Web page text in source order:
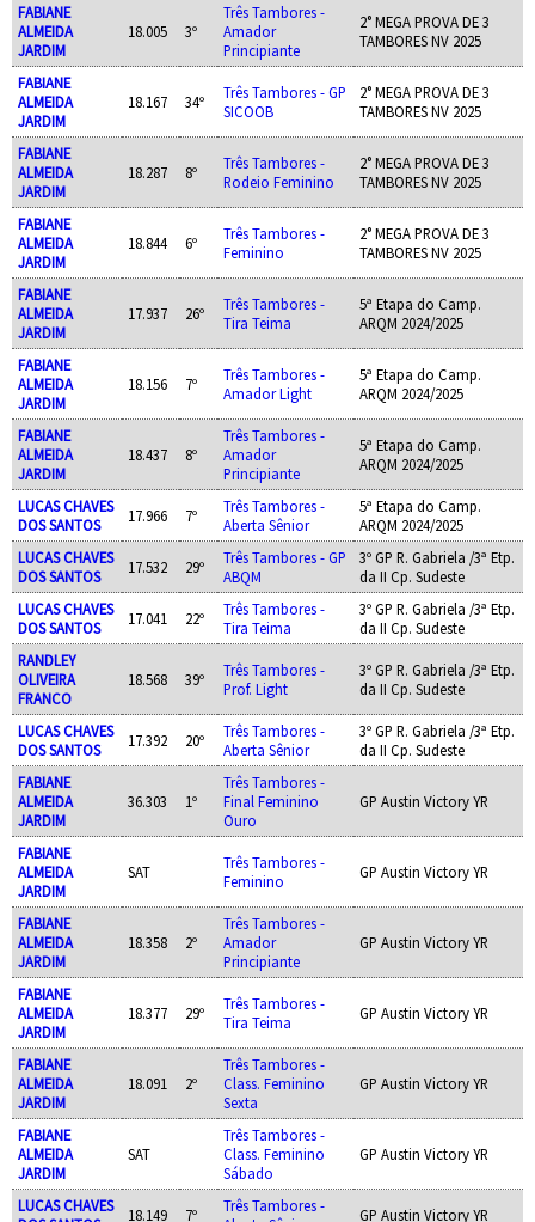
FABIANE
ALMEIDA
JARDIM
18.005 3º
Três Tambores -
Amador
Principiante
2° MEGA PROVA DE 3
TAMBORES NV 2025
FABIANE
ALMEIDA
JARDIM
18.167 34º
Três Tambores - GP
SICOOB
2° MEGA PROVA DE 3
TAMBORES NV 2025
FABIANE
ALMEIDA
JARDIM
18.287 8º
Três Tambores -
Rodeio Feminino
2° MEGA PROVA DE 3
TAMBORES NV 2025
FABIANE
ALMEIDA
JARDIM
18.844 6º
Três Tambores -
Feminino
2° MEGA PROVA DE 3
TAMBORES NV 2025
FABIANE
ALMEIDA
JARDIM
17.937 26º
Três Tambores -
Tira Teima
5ª Etapa do Camp.
ARQM 2024/2025
FABIANE
ALMEIDA
JARDIM
18.156 7º
Três Tambores -
Amador Light
5ª Etapa do Camp.
ARQM 2024/2025
FABIANE
ALMEIDA
JARDIM
18.437 8º
Três Tambores -
Amador
Principiante
5ª Etapa do Camp.
ARQM 2024/2025
LUCAS CHAVES
DOS SANTOS
17.966 7º
Três Tambores -
Aberta Sênior
5ª Etapa do Camp.
ARQM 2024/2025
LUCAS CHAVES
DOS SANTOS
17.532 29º
Três Tambores - GP
ABQM
3º GP R. Gabriela /3ª Etp.
da II Cp. Sudeste
LUCAS CHAVES
DOS SANTOS
17.041 22º
Três Tambores -
Tira Teima
3º GP R. Gabriela /3ª Etp.
da II Cp. Sudeste
RANDLEY
OLIVEIRA
FRANCO
18.568 39º
Três Tambores -
Prof. Light
3º GP R. Gabriela /3ª Etp.
da II Cp. Sudeste
LUCAS CHAVES
DOS SANTOS
17.392 20º
Três Tambores -
Aberta Sênior
3º GP R. Gabriela /3ª Etp.
da II Cp. Sudeste
FABIANE
ALMEIDA
JARDIM
36.303 1º
Três Tambores -
Final Feminino
Ouro
GP Austin Victory YR
FABIANE
ALMEIDA
JARDIM
SAT
Três Tambores -
Feminino
GP Austin Victory YR
FABIANE
ALMEIDA
JARDIM
18.358 2º
Três Tambores -
Amador
Principiante
GP Austin Victory YR
FABIANE
ALMEIDA
JARDIM
18.377 29º
Três Tambores -
Tira Teima
GP Austin Victory YR
FABIANE
ALMEIDA
JARDIM
18.091 2º
Três Tambores -
Class. Feminino
Sexta
GP Austin Victory YR
FABIANE
ALMEIDA
JARDIM
SAT
Três Tambores -
Class. Feminino
Sábado
GP Austin Victory YR
LUCAS CHAVES
18.149 7º
Três Tambores -
GP Austin Victory YR